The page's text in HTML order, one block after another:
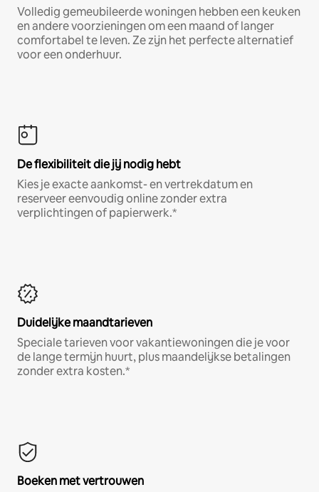
Volledig gemeubileerde woningen hebben een keuken
en andere voorzieningen om een maand of langer
comfortabel te leven. Ze zijn het perfecte alternatief
voor een onderhuur.
De flexibiliteit die jij nodig hebt
Kies je exacte aankomst- en vertrekdatum en
reserveer eenvoudig online zonder extra
verplichtingen of papierwerk.*
Duidelijke maandtarieven
Speciale tarieven voor vakantiewoningen die je voor
de lange termijn huurt, plus maandelijkse betalingen
zonder extra kosten.*
Boeken met vertrouwen